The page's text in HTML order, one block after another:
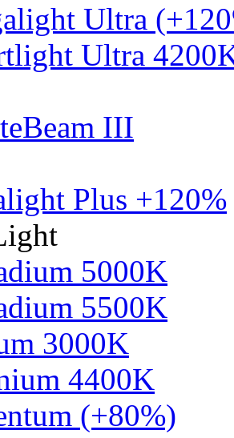
Ultra
Ultra
III
Plus +120%
5000K
5500K
3000K
4400K
(+80%)